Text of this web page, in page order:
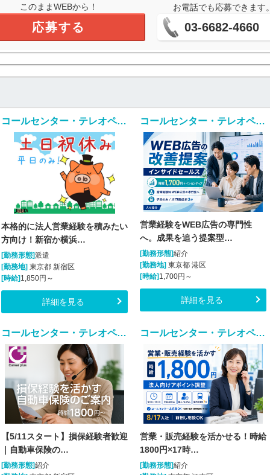
このままWEBから！
応募する
お電話でも応募できます
03-6682-4660
コールセンター・テレオペ（発信）(法人向けアウトバウンド業務/週5/9~18時)
本格的に法人営業経験を積みたい
方向け！新宿か横浜…
[勤務形態]派遣
[勤務地] 東京都 新宿区
[時給] 1,850円～
詳細を見る
コールセンター・テレオペ（発信）(WEB広告の改善提案・インサイドセールス)
営業経験をWEB広告の専門性
へ。成果を追う提案型…
[勤務形態]紹介
[勤務地] 東京都 港区
[時給] 1,700円～
詳細を見る
コールセンター・テレオペ（発信）(5/11～スタート！安定して長期で働ける！)
【5/11スタート】損保経験者歓迎
｜自動車保険の…
[勤務形態]紹介
コールセンター・テレオペ（発信）(土日祝休み｜大手損保のインサイドセールス業務)
営業・販売経験を活かせる！時給
1800円×17時…
[勤務形態]紹介